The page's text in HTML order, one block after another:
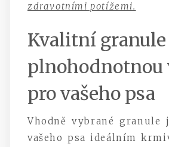
zdravotními potížemi.
Kvalitní granule
plnohodnotnou
pro vašeho psa
Vhodně vybrané granule
vašeho psa ideálním